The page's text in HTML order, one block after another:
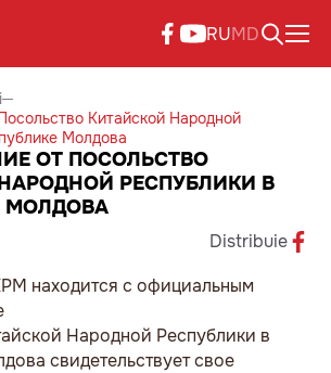
RUMD
Китайской Народной
Молдова
ОТ ПОСОЛЬСТВО
РЕСПУБЛИКИ В
МОЛДОВА
Distribuie
Народной Республики в
свидетельствует свое